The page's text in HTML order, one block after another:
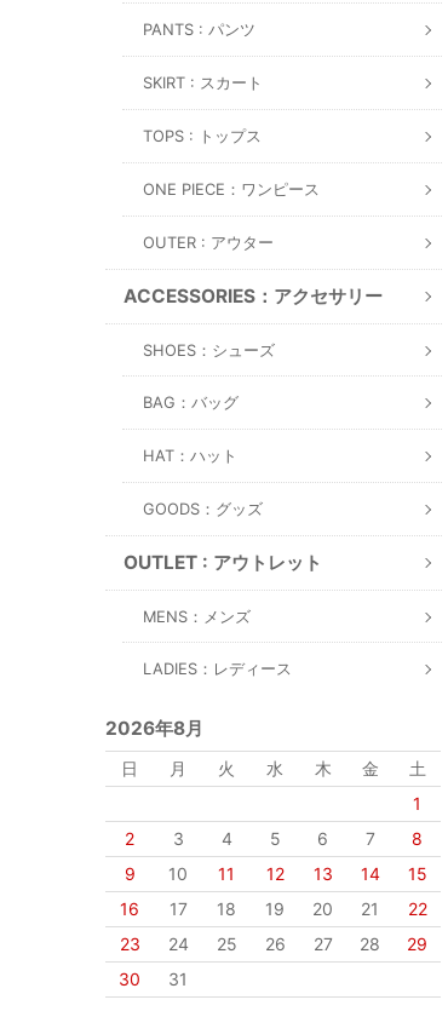
PANTS : パンツ
SKIRT : スカート
TOPS : トップス
ONE PIECE：ワンピース
OUTER : アウター
ACCESSORIES：アクセサリー
SHOES：シューズ
BAG：バッグ
HAT：ハット
GOODS：グッズ
OUTLET : アウトレット
MENS：メンズ
LADIES：レディース
2026年8月
日 月 火 水 木 金
土
1
2
3 4 5 6 7
8
9
10 11 12 13 14
15
16
17 18 19 20 21
22
23
24 25 26 27 28
29
30
31